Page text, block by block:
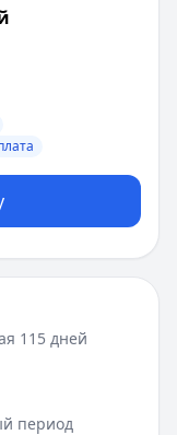
115 дней
период